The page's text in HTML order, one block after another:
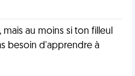
au moins si ton filleul
besoin d'apprendre à